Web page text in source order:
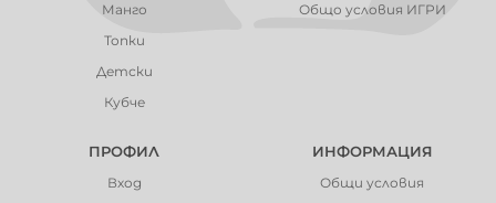
Манго
Топки
Детски
Кубче
Общо условия ИГРИ
ПРОФИЛ
Вход
ИНФОРМАЦИЯ
Общи условия